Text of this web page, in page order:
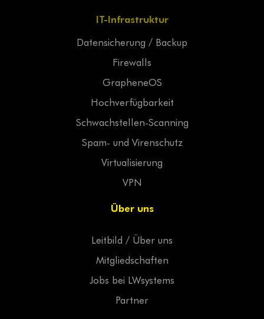
IT-Infrastruktur
Datensicherung / Backup
Firewalls
GrapheneOS
Hochverfügbarkeit
Schwachstellen-Scanning
Spam- und Virenschutz
Virtualisierung
VPN
Über uns
Leitbild / Über uns
Mitgliedschaften
Jobs bei LWsystems
Partner